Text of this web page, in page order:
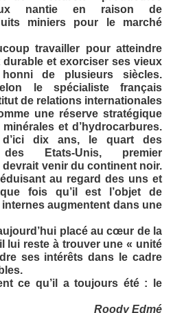
nantie en raison de
miniers pour le marché
travailler pour atteindre
durable et exorciser ses vieux
de plusieurs siècles.
le spécialiste français
de relations internationales
une réserve stratégique
et d’hydrocarbures.
d’ici dix ans, le quart des
des Etats-Unis, premier
venir du continent noir.
au regard des uns et
fois qu’il est l’objet de
augmentent dans une
placé au cœur de la
lui reste à trouver une « unité
ses intérêts dans le cadre
ce qu’il a toujours été : le
Roody Edmé